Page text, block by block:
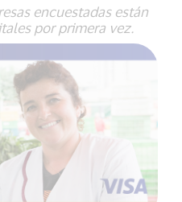
encuestadas están
por primera vez.